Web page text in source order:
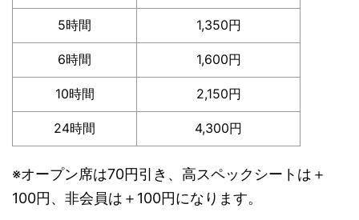
5時間 1,350円
6時間 1,600円
10時間 2,150円
24時間 4,300円
※オープン席は70円引き、高スペックシートは＋
100円、非会員は＋100円になります。